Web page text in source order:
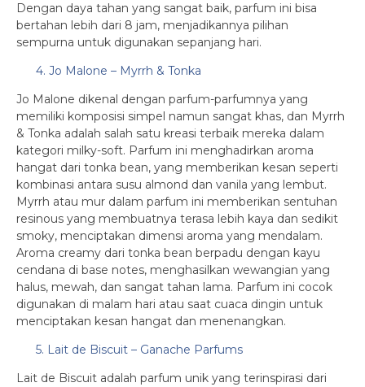
Dengan daya tahan yang sangat baik, parfum ini bisa
bertahan lebih dari 8 jam, menjadikannya pilihan
sempurna untuk digunakan sepanjang hari.
4. Jo Malone – Myrrh & Tonka
Jo Malone dikenal dengan parfum-parfumnya yang
memiliki komposisi simpel namun sangat khas, dan Myrrh
& Tonka adalah salah satu kreasi terbaik mereka dalam
kategori milky-soft. Parfum ini menghadirkan aroma
hangat dari tonka bean, yang memberikan kesan seperti
kombinasi antara susu almond dan vanila yang lembut.
Myrrh atau mur dalam parfum ini memberikan sentuhan
resinous yang membuatnya terasa lebih kaya dan sedikit
smoky, menciptakan dimensi aroma yang mendalam.
Aroma creamy dari tonka bean berpadu dengan kayu
cendana di base notes, menghasilkan wewangian yang
halus, mewah, dan sangat tahan lama. Parfum ini cocok
digunakan di malam hari atau saat cuaca dingin untuk
menciptakan kesan hangat dan menenangkan.
5. Lait de Biscuit – Ganache Parfums
Lait de Biscuit adalah parfum unik yang terinspirasi dari